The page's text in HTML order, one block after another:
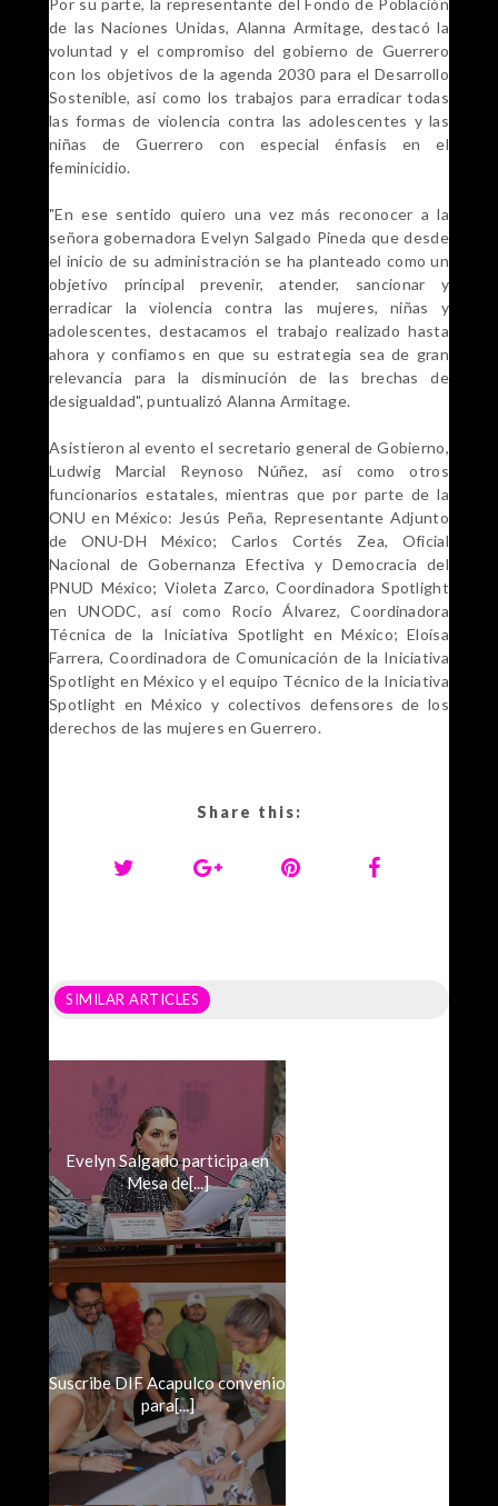
Por su parte, la representante del Fondo de Población
de las Naciones Unidas, Alanna Armitage, destacó la
voluntad y el compromiso del gobierno de Guerrero
con los objetivos de la agenda 2030 para el Desarrollo
Sostenible, así como los trabajos para erradicar todas
las formas de violencia contra las adolescentes y las
niñas de Guerrero con especial énfasis en el
feminicidio.
"En ese sentido quiero una vez más reconocer a la
señora gobernadora Evelyn Salgado Pineda que desde
el inicio de su administración se ha planteado como un
objetivo principal prevenir, atender, sancionar y
erradicar la violencia contra las mujeres, niñas y
adolescentes, destacamos el trabajo realizado hasta
ahora y confiamos en que su estrategia sea de gran
relevancia para la disminución de las brechas de
desigualdad", puntualizó Alanna Armitage.
Asistieron al evento el secretario general de Gobierno,
Ludwig Marcial Reynoso Núñez, así como otros
funcionarios estatales, mientras que por parte de la
ONU en México: Jesús Peña, Representante Adjunto
de ONU-DH México; Carlos Cortés Zea, Oficial
Nacional de Gobernanza Efectiva y Democracia del
PNUD México; Violeta Zarco, Coordinadora Spotlight
en UNODC, así como Rocío Álvarez, Coordinadora
Técnica de la Iniciativa Spotlight en México; Eloísa
Farrera, Coordinadora de Comunicación de la Iniciativa
Spotlight en México y el equipo Técnico de la Iniciativa
Spotlight en México y colectivos defensores de los
derechos de las mujeres en Guerrero.
Share this:
SIMILAR ARTICLES
Evelyn Salgado participa en
Mesa de[...]
Suscribe DIF Acapulco convenio
para[...]